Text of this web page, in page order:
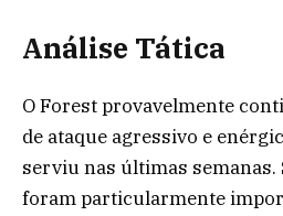
Análise Tática
O Forest provavelmente
de ataque agressivo e
serviu nas últimas
foram particularmente